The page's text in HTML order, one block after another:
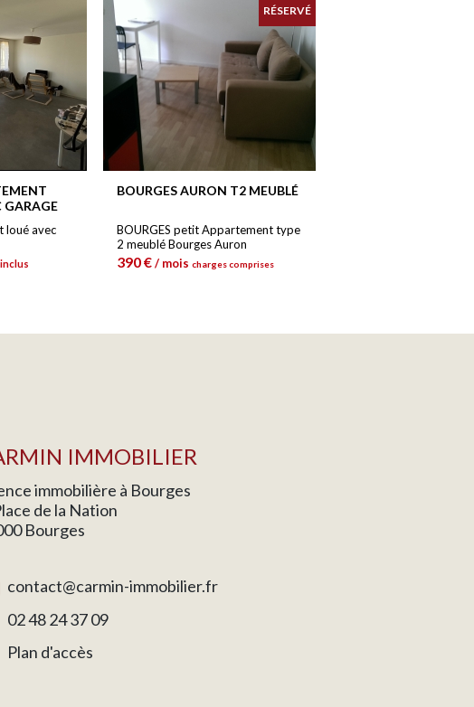
GARAGE
loué avec
RÉSERVÉ
BOURGES AURON T2 MEUBLÉ
BOURGES petit Appartement type
2 meublé Bourges Auron
390 €/ mois charges comprises
IMMOBILIER
immobilière à Bourges
de la Nation
Bourges
contact@carmin-immobilier.fr
02 48 24 37 09
Plan d'accès